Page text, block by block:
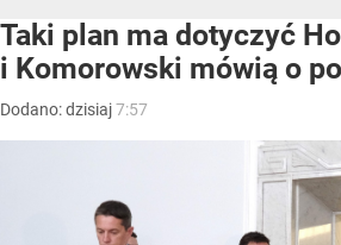
Taki plan ma dotyczyć
i Komorowski mówią o
Dodano:dzisiaj7:57